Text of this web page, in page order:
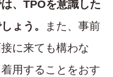
、TPOを意識した
ょう。
また、事前
に来ても構わな
用することをおす